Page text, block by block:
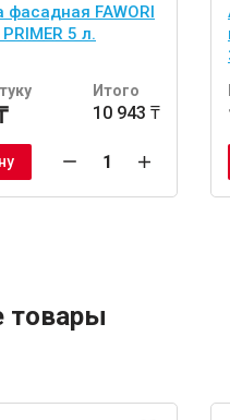
фасадная FAWORI
PRIMER 5 л.
Итого
10 943 ₸
товары